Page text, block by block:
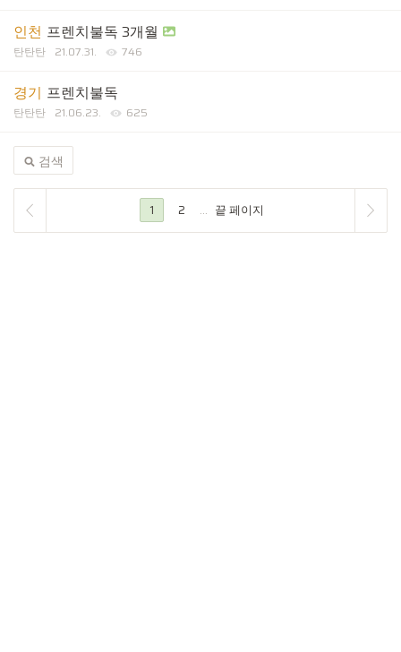
인천 프렌치불독 3개월
탄탄탄 21.07.31. 746
경기 프렌치불독
탄탄탄 21.06.23. 625
검색
1 2 ... 끝 페이지